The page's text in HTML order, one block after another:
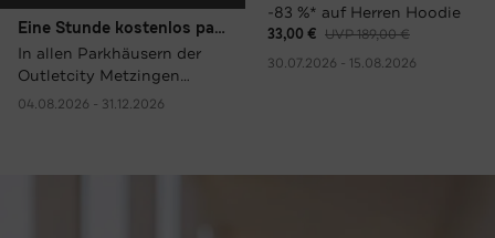
Eine Stunde kostenlos parken
In allen Parkhäusern der
Outletcity Metzingen
(ausgenommen VIP
04.08.2026 - 31.12.2026
-83 %* auf Herren Hoodie
33,00 € UVP 189,00 €
30.07.2026 - 15.08.2026